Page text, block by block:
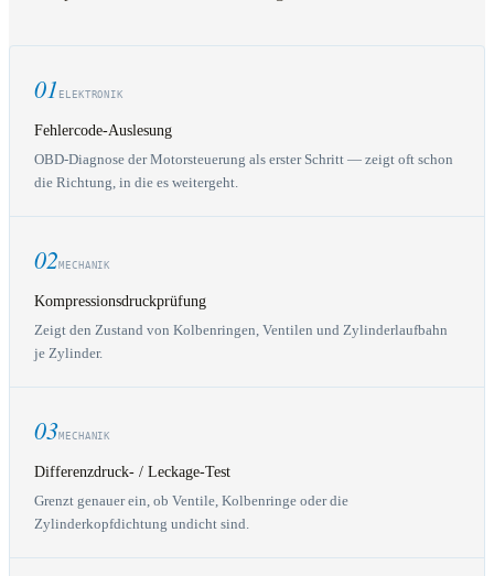
01 ELEKTRONIK
Fehlercode-Auslesung
OBD-Diagnose der Motorsteuerung als erster Schritt — zeigt oft schon
die Richtung, in die es weitergeht.
02 MECHANIK
Kompressionsdruckprüfung
Zeigt den Zustand von Kolbenringen, Ventilen und Zylinderlaufbahn
je Zylinder.
03MECHANIK
Differenzdruck- / Leckage-Test
Grenzt genauer ein, ob Ventile, Kolbenringe oder die
Zylinderkopfdichtung undicht sind.